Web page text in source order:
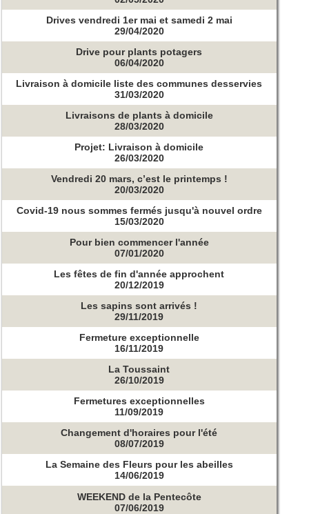
Drives vendredi 1er mai et samedi 2 mai
29/04/2020
Drive pour plants potagers
06/04/2020
Livraison à domicile liste des communes desservies
31/03/2020
Livraisons de plants à domicile
28/03/2020
Projet: Livraison à domicile
26/03/2020
Vendredi 20 mars, c’est le printemps !
20/03/2020
Covid-19 nous sommes fermés jusqu'à nouvel ordre
15/03/2020
Pour bien commencer l'année
07/01/2020
Les fêtes de fin d'année approchent
20/12/2019
Les sapins sont arrivés !
29/11/2019
Fermeture exceptionnelle
16/11/2019
La Toussaint
26/10/2019
Fermetures exceptionnelles
11/09/2019
Changement d'horaires pour l'été
08/07/2019
La Semaine des Fleurs pour les abeilles
14/06/2019
WEEKEND de la Pentecôte
07/06/2019